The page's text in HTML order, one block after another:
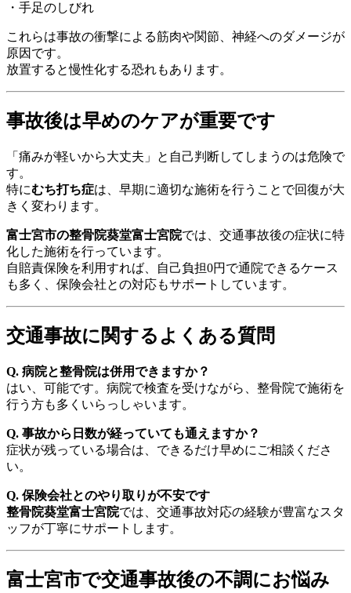
・手足のしびれ
これらは事故の衝撃による筋肉や関節、神経へのダメージが
原因です。
放置すると慢性化する恐れもあります。
事故後は早めのケアが重要です
「痛みが軽いから大丈夫」と自己判断してしまうのは危険で
す。
特にむち打ち症は、早期に適切な施術を行うことで回復が大
きく変わります。
富士宮市の整骨院葵堂富士宮院では、交通事故後の症状に特
化した施術を行っています。
自賠責保険を利用すれば、自己負担0円で通院できるケース
も多く、保険会社との対応もサポートしています。
交通事故に関するよくある質問
Q. 病院と整骨院は併用できますか？
はい、可能です。病院で検査を受けながら、整骨院で施術を
行う方も多くいらっしゃいます。
Q. 事故から日数が経っていても通えますか？
症状が残っている場合は、できるだけ早めにご相談くださ
い。
Q. 保険会社とのやり取りが不安です
整骨院葵堂富士宮院では、交通事故対応の経験が豊富なスタ
ッフが丁寧にサポートします。
富士宮市で交通事故後の不調にお悩み